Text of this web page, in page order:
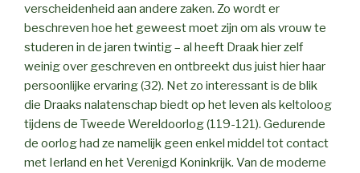
verscheidenheid aan andere zaken. Zo wordt er
beschreven hoe het geweest moet zijn om als vrouw te
studeren in de jaren twintig – al heeft Draak hier zelf
weinig over geschreven en ontbreekt dus juist hier haar
persoonlijke ervaring (32). Net zo interessant is de blik
die Draaks nalatenschap biedt op het leven als keltoloog
tijdens de Tweede Wereldoorlog (119-121). Gedurende
de oorlog had ze namelijk geen enkel middel tot contact
met Ierland en het Verenigd Koninkrijk. Van de moderne